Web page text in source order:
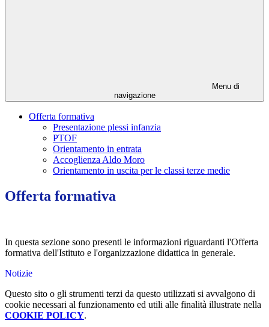
Menu di
navigazione
Offerta formativa
Presentazione plessi infanzia
PTOF
Orientamento in entrata
Accoglienza Aldo Moro
Orientamento in uscita per le classi terze medie
Offerta formativa
In questa sezione sono presenti le informazioni riguardanti l'Offerta
formativa dell'Istituto e l'organizzazione didattica in generale.
Notizie
Questo sito o gli strumenti terzi da questo utilizzati si avvalgono di
cookie necessari al funzionamento ed utili alle finalità illustrate nella
COOKIE POLICY.